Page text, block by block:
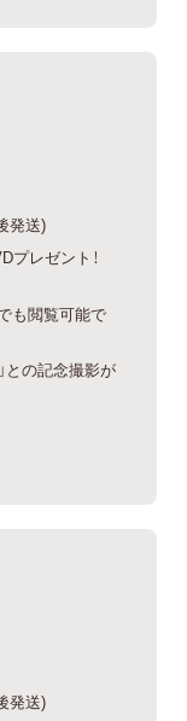
発送)
プレゼント！
も閲覧可能で
との記念撮影が
発送)